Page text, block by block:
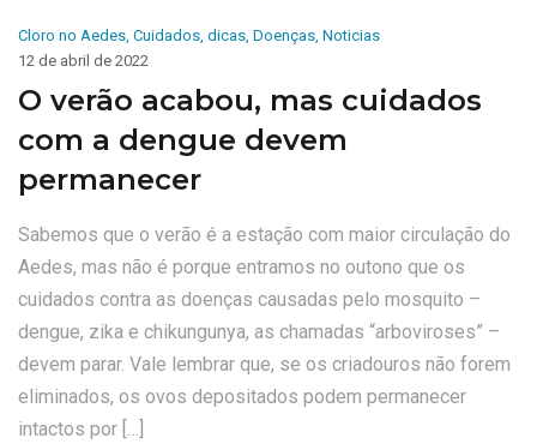
Cloro no Aedes Cuidados dicas Doenças Noticias
12 de abril de 2022
O verão acabou, mas cuidados
com a dengue devem
permanecer
Sabemos que o verão é a estação com maior circulação do
Aedes, mas não é porque entramos no outono que os
cuidados contra as doenças causadas pelo mosquito –
dengue, zika e chikungunya, as chamadas “arboviroses” –
devem parar. Vale lembrar que, se os criadouros não forem
eliminados, os ovos depositados podem permanecer
intactos por […]